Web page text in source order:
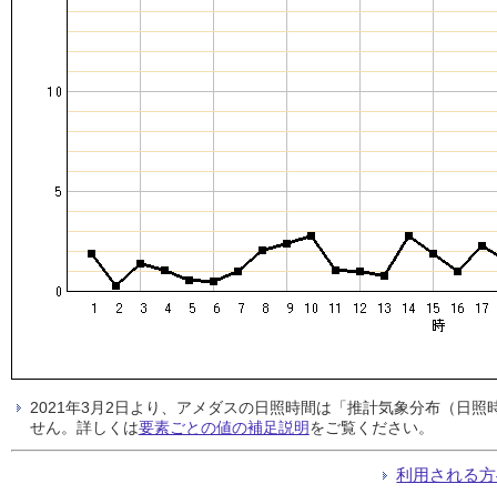
2021年3月2日より、アメダスの日照時間は「推計気象分布（日
せん。詳しくは要素ごとの値の補足説明をご覧ください。
利用される